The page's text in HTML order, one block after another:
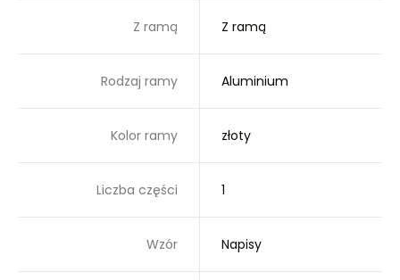
Z ramą Z ramą
Rodzaj ramy Aluminium
Kolor ramy złoty
Liczba części 1
Wzór Napisy